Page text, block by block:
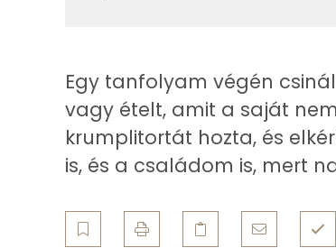
Ásványi anyagok
Összesen
Szelén
Egy tanfolyam végén
vagy ételt, amit a saját
krumplitortát hozta, és
is, és a családom is, mert